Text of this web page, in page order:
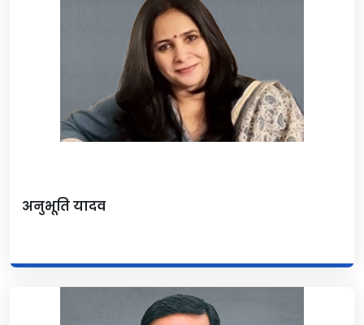
अनुभूति यादव